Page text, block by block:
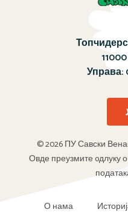
Управа:
© 2026 ПУ Савски
Овде преузмите oдлуку
О нама